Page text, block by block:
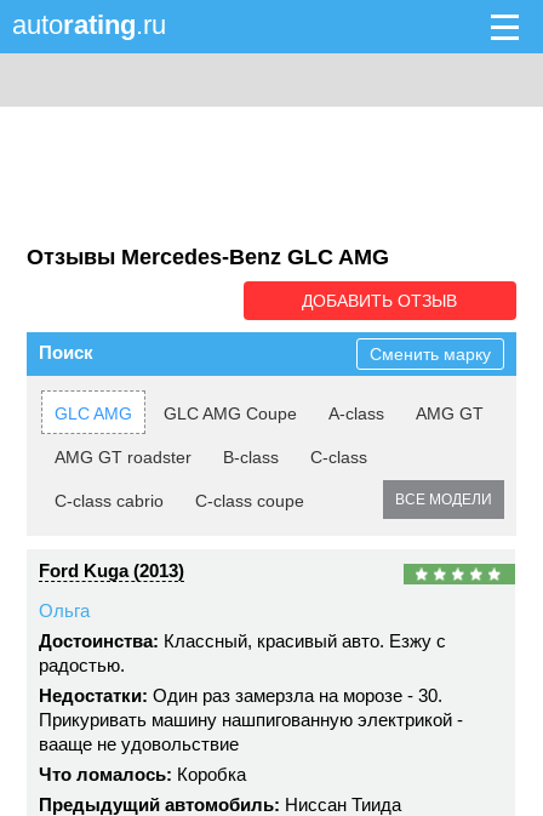
autorating.ru
Отзывы Mercedes-Benz GLC AMG
ДОБАВИТЬ ОТЗЫВ
Поиск Сменить марку
GLC AMG GLC AMG Coupe A-class AMG GT
AMG GT roadster B-class C-class
C-class cabrio C-class coupe ВСЕ МОДЕЛИ
Ford Kuga (2013)
Ольга
Достоинства: Классный, красивый авто. Езжу с
радостью.
Недостатки: Один раз замерзла на морозе - 30.
Прикуривать машину нашпигованную электрикой -
вааще не удовольствие
Что ломалось: Коробка
Предыдущий автомобиль: Ниссан Тиида